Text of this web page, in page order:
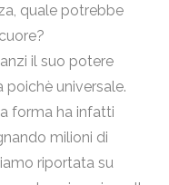
quale potrebbe
il suo potere
poichè universale.
forma ha infatti
milioni di
riportata su